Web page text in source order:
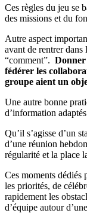
Ces règles du jeu se
des missions et du
Autre aspect
avant de rentrer dans
“comment”. Donner
fédérer les
groupe aient un
Une autre bonne
d’information
Qu’il s’agisse d’un
d’une réunion
régularité et la place
Ces moments dédiés
les priorités, de
rapidement les
d’équipe autour